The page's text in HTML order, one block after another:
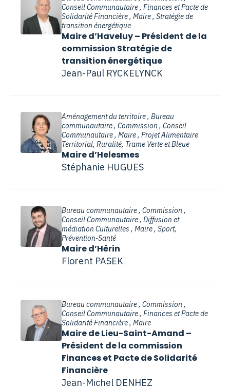
Conseil Communautaire , Finances et Pacte de
Solidarité Financière , Maire , Stratégie de
transition énergétique
Maire d’Haveluy – Président de la
commission Stratégie de
transition énergétique
Jean-Paul RYCKELYNCK
Aménagement du territoire , Bureau
communautaire , Commission , Conseil
Communautaire , Maire , Projet Alimentaire
Territorial, Ruralité, Trame Verte et Bleue
Maire d’Helesmes
Stéphanie HUGUES
Bureau communautaire , Commission ,
Conseil Communautaire , Diffusion et
médiation Culturelles , Maire , Sport,
Prévention-Santé
Maire d’Hérin
Florent PASEK
Bureau communautaire , Commission ,
Conseil Communautaire , Finances et Pacte de
Solidarité Financière , Maire
Maire de Lieu-Saint-Amand –
Président de la commission
Finances et Pacte de Solidarité
Financière
Jean-Michel DENHEZ